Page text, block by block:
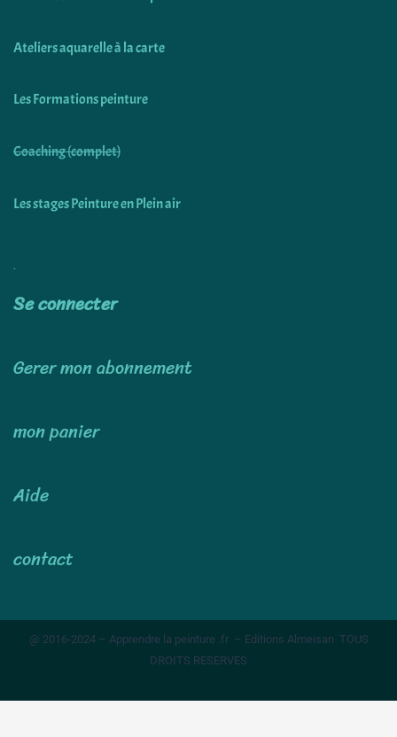
Ateliers aquarelle à la carte
Les Formations peinture
Coaching (complet)
Les stages Peinture en Plein air
Se connecter
Gerer mon abonnement
mon panier
Aide
contact
@ 2016-2024 – Apprendre la peinture .fr – Editions Almeisan TOUS
DROITS RESERVES